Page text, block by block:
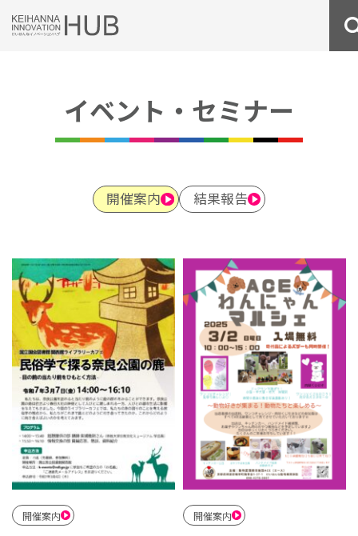
Skip
to
イベント・セミナー
開催案内 結果報告
開催案内 開催案内